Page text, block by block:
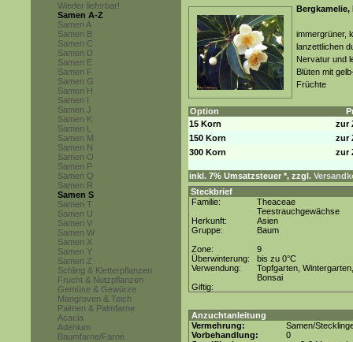
Wieder lieferbar!
Samen A-Z
Samen A
Samen B
Samen C
Samen D
Samen E
Samen F
Samen G
Samen H
Samen I
Samen J
Samen K
Samen L
Samen M
Samen N
Samen O
Samen P
Samen Q
Samen R
Samen S
Samen T
Samen U
Samen V
Samen W
Samen X
Samen Y
Samen Z
Schling & Kletterpflanzen
Frucht & Nutzpflanzen
Gemüse & Gewürze
Mangroven & Teich
Palmen & Palmfarne
Acacia
Adenium
Baumfarne/Farne
Bergkamelie,
immergrüner,
lanzettlichen
Nervatur und
Blüten mit
Früchte
Option
15 Korn
zur
150 Korn
zur
300 Korn
zur
inkl. 7% Umsatzsteuer *, zzgl.
Steckbrief
Familie:
Theaceae
Teestrauchgewächse
Herkunft:
Asien
Gruppe:
Baum
Zone:
9
Überwinterung:
bis zu 0°C
Verwendung:
Topfgarten, Wintergarten,
Bonsai
Giftig:
Anzuchtanleitung
Vermehrung:
Samen/
Vorbehandlung:
0